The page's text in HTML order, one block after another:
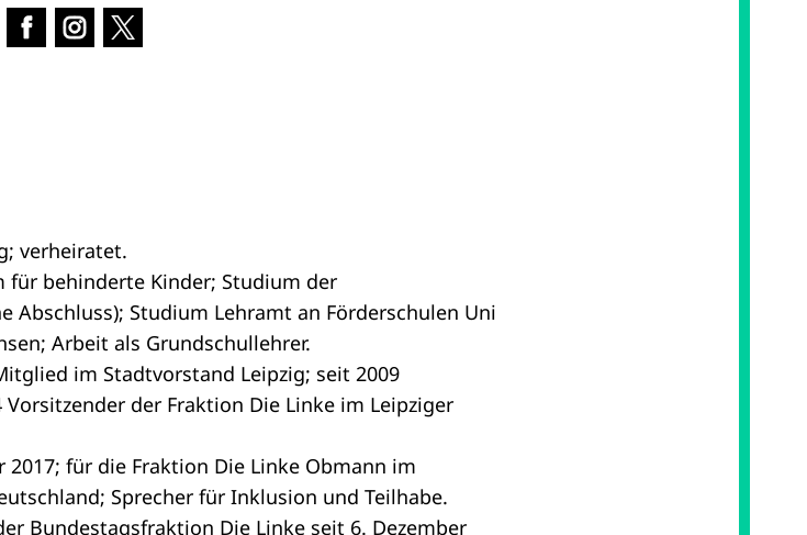
Facebook in neuem Reiter öffnen
Instagram in neuem Reiter öffnen
X in neuem Reiter öffnen
verheiratet.
behinderte Kinder; Studium der
Abschluss); Studium Lehramt an Förderschulen Uni
Arbeit als Grundschullehrer.
im Stadtvorstand Leipzig; seit 2009
der Fraktion Die Linke im Leipziger
für die Fraktion Die Linke Obmann im
Sprecher für Inklusion und Teilhabe.
Bundestagsfraktion Die Linke seit 6. Dezember